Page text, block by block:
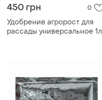
450 грн 0
Удобрение агророст для
рассады универсальное 1л